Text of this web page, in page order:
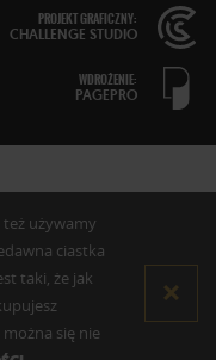
PROJEKT GRAFICZNY:
CHALLENGE STUDIO
WDROŻENIE:
PAGEPRO
też używamy
ciastka
taki, że jak
się nie